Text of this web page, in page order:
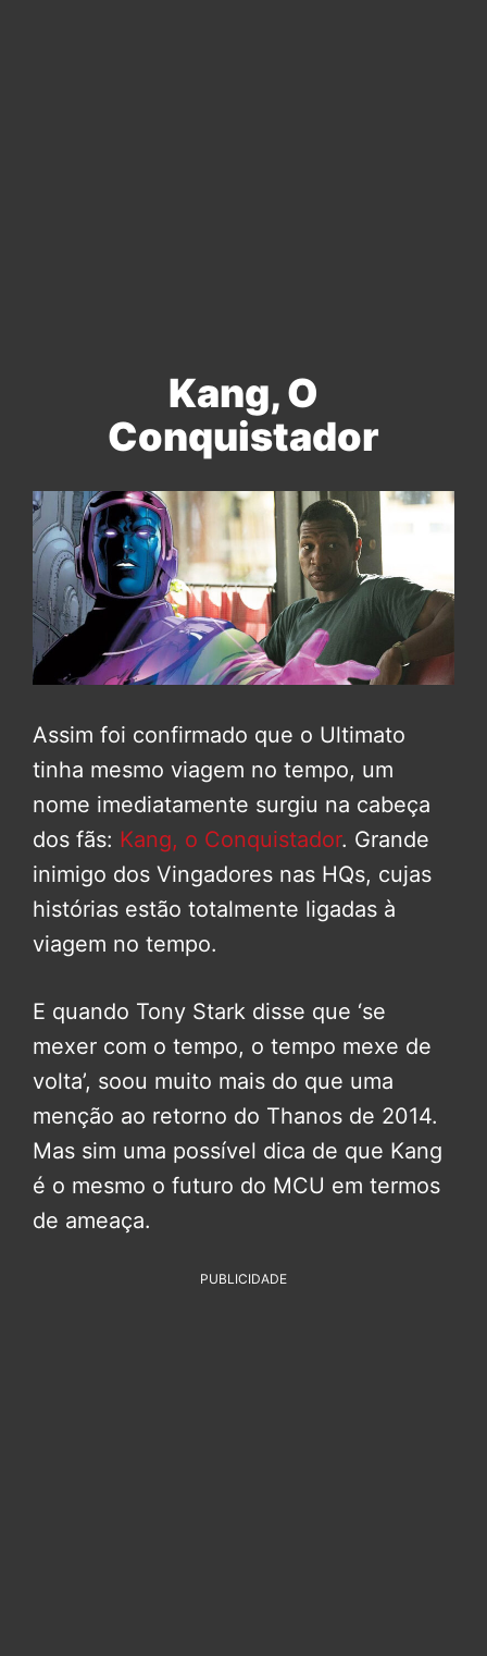
Kang, O
Conquistador
Assim foi confirmado que o Ultimato
tinha mesmo viagem no tempo, um
nome imediatamente surgiu na cabeça
dos fãs: Kang, o Conquistador. Grande
inimigo dos Vingadores nas HQs, cujas
histórias estão totalmente ligadas à
viagem no tempo.
E quando Tony Stark disse que ‘se
mexer com o tempo, o tempo mexe de
volta’, soou muito mais do que uma
menção ao retorno do Thanos de 2014.
Mas sim uma possível dica de que Kang
é o mesmo o futuro do MCU em termos
de ameaça.
PUBLICIDADE